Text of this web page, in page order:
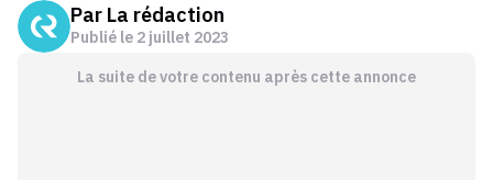
Par La rédaction
Publié le 2 juillet 2023
La suite de votre contenu après cette annonce